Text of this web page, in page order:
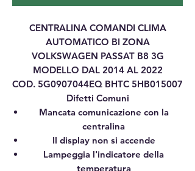
CENTRALINA COMANDI CLIMA
AUTOMATICO BI ZONA
VOLKSWAGEN PASSAT B8 3G
MODELLO DAL 2014 AL 2022
COD. 5G0907044EQ BHTC 5HB015007
Difetti Comuni
Mancata comunicazione con la
centralina
Il display non si accende
Lampeggia l'indicatore della
temperatura